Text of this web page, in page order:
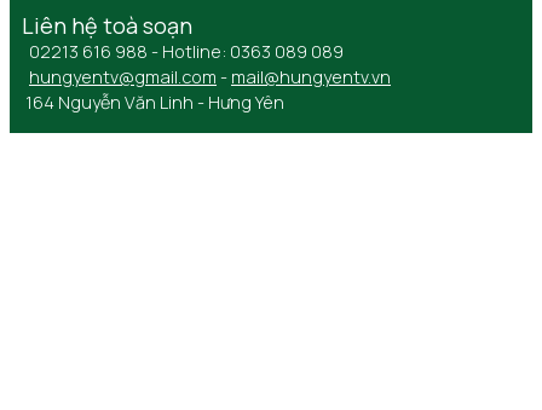
Liên hệ toà soạn
02213 616 988 - Hotline: 0363 089 089
hungyentv@gmail.com - mail@hungyentv.vn
164 Nguyễn Văn Linh - Hưng Yên